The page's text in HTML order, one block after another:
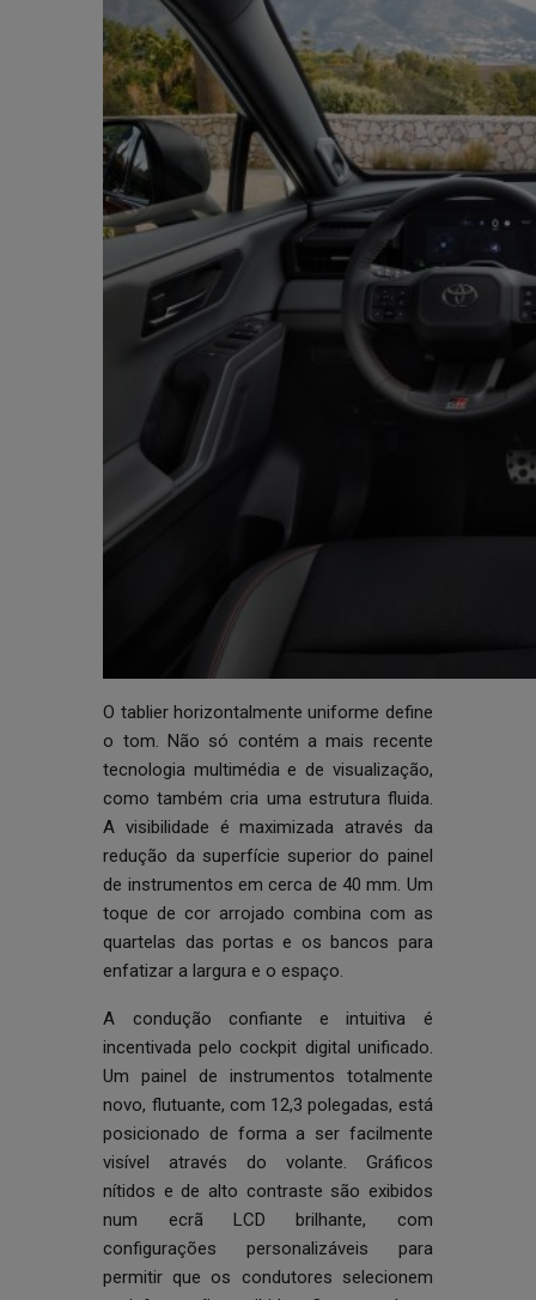
O tablier horizontalmente uniforme define
o tom. Não só contém a mais recente
tecnologia multimédia e de visualização,
como também cria uma estrutura fluida.
A visibilidade é maximizada através da
redução da superfície superior do painel
de instrumentos em cerca de 40 mm. Um
toque de cor arrojado combina com as
quartelas das portas e os bancos para
enfatizar a largura e o espaço.
A condução confiante e intuitiva é
incentivada pelo cockpit digital unificado.
Um painel de instrumentos totalmente
novo, flutuante, com 12,3 polegadas, está
posicionado de forma a ser facilmente
visível através do volante. Gráficos
nítidos e de alto contraste são exibidos
num ecrã LCD brilhante, com
configurações personalizáveis para
permitir que os condutores selecionem